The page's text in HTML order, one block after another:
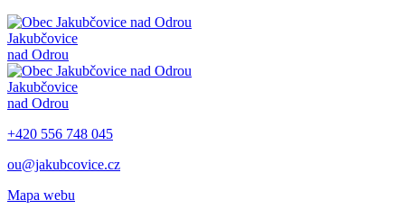
Jakubčovice
nad Odrou
Jakubčovice
nad Odrou
+420 556 748 045
ou@jakubcovice.cz
Mapa webu